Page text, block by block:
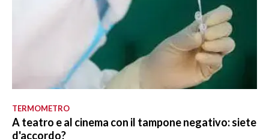
TERMOMETRO
A teatro e al cinema con il tampone negativo: siete
d'accordo?